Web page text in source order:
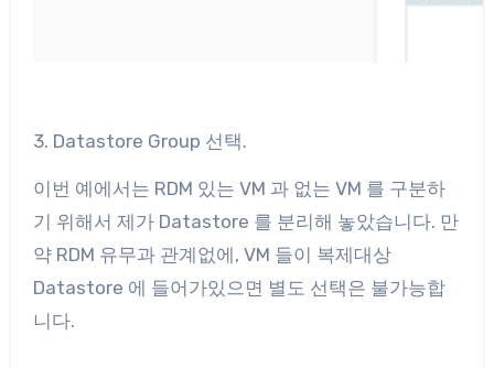
3. Datastore Group 선택.
이번 예에서는 RDM 있는 VM 과 없는 VM 를 구분하
기 위해서 제가 Datastore 를 분리해 놓았습니다. 만
약 RDM 유무과 관계없에, VM 들이 복제대상
Datastore 에 들어가있으면 별도 선택은 불가능합
니다.